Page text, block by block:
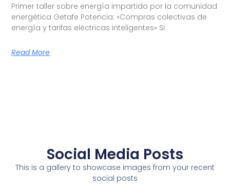
Primer taller sobre energía impartido por la comunidad
energética Getafe Potencia: «Compras colectivas de
energía y tarifas eléctricas inteligentes» Si
Read More
Social Media Posts
This is a gallery to showcase images from your recent
social posts